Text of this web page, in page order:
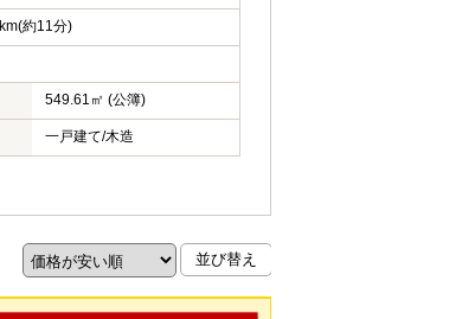
約11分)
549.61㎡ (公簿)
一戸建て/木造